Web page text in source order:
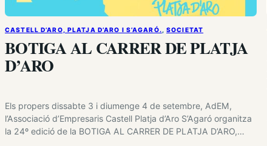
CASTELL D’ARO, PLATJA D’ARO I S’AGARÓ. , SOCIETAT
BOTIGA AL CARRER DE PLATJA
D’ARO
Els propers dissabte 3 i diumenge 4 de setembre, AdEM,
l’Associació d’Empresaris Castell Platja d’Aro S’Agaró organitza
la 24º edició de la BOTIGA AL CARRER DE PLATJA D’ARO,